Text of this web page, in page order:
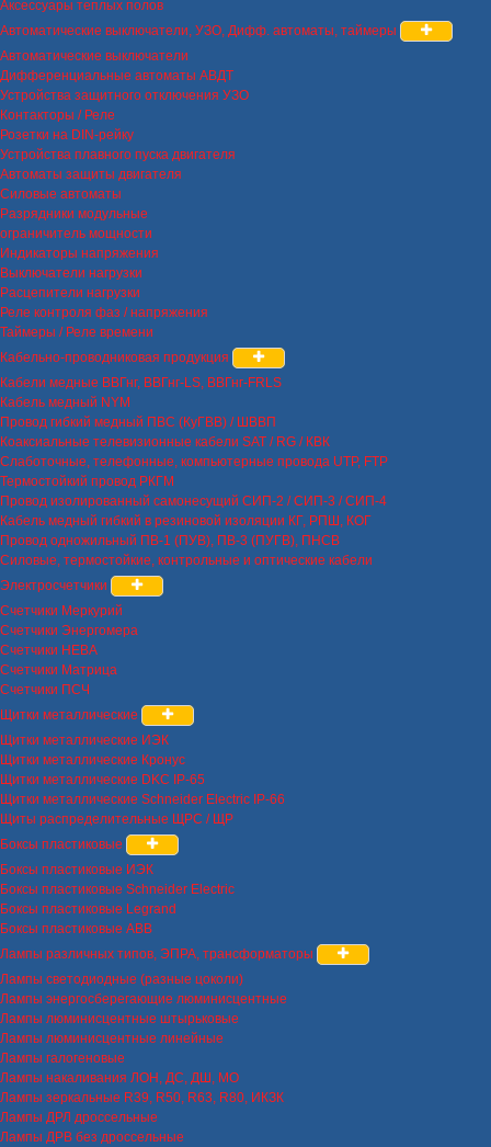
Аксессуары теплых полов
Автоматические выключатели, УЗО, Дифф. автоматы, таймеры
Автоматические выключатели
Дифференциальные автоматы АВДТ
Устройства защитного отключения УЗО
Контакторы / Реле
Розетки на DIN-рейку
Устройства плавного пуска двигателя
Автоматы защиты двигателя
Силовые автоматы
Разрядники модульные
ограничитель мощности
Индикаторы напряжения
Выключатели нагрузки
Расцепители нагрузки
Реле контроля фаз / напряжения
Таймеры / Реле времени
Кабельно-проводниковая продукция
Кабели медные ВВГнг, ВВГнг-LS, ВВГнг-FRLS
Кабель медный NYM
Провод гибкий медный ПВС (КуГВВ) / ШВВП
Коаксиальные телевизионные кабели SAT / RG / КВК
Слаботочные, телефонные, компьютерные провода UTP, FTP
Термостойкий провод РКГМ
Провод изолированный самонесущий СИП-2 / СИП-3 / СИП-4
Кабель медный гибкий в резиновой изоляции КГ, РПШ, КОГ
Провод одножильный ПВ-1 (ПУВ), ПВ-3 (ПУГВ), ПНСВ
Силовые, термостойкие, контрольные и оптические кабели
Электросчетчики
Счетчики Меркурий
Счетчики Энергомера
Счетчики НЕВА
Счетчики Матрица
Счетчики ПСЧ
Щитки металлические
Щитки металлические ИЭК
Щитки металлические Кронус
Щитки металлические DKC IP-65
Щитки металлические Schneider Electric IP-66
Щиты распределительные ЩРС / ЩР
Боксы пластиковые
Боксы пластиковые ИЭК
Боксы пластиковые Schneider Electric
Боксы пластиковые Legrand
Боксы пластиковые ABB
Лампы различных типов, ЭПРА, трансформаторы
Лампы светодиодные (разные цоколи)
Лампы энергосберегающие люминисцентные
Лампы люминисцентные штырьковые
Лампы люминисцентные линейные
Лампы галогеновые
Лампы накаливания ЛОН, ДС, ДШ, МО
Лампы зеркальные R39, R50, R63, R80, ИКЗК
Лампы ДРЛ дроссельные
Лампы ДРВ без дроссельные